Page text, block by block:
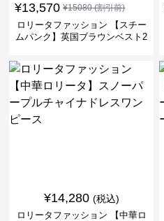
¥13,570 ¥15080(割引前)
ロリータファッション 【スチー
ムパンク】英国ブラウンベスト2
¥14,280 (税込)
ロリータファッション 【中華ロ